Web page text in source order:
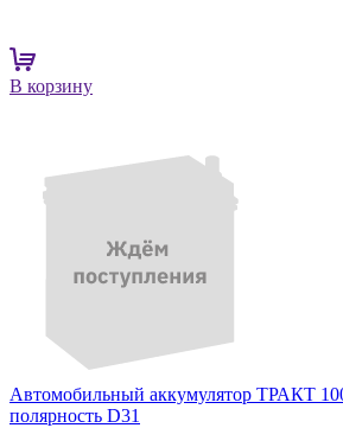
В корзину
Автомобильный аккумулятор ТРАКТ
полярность D31